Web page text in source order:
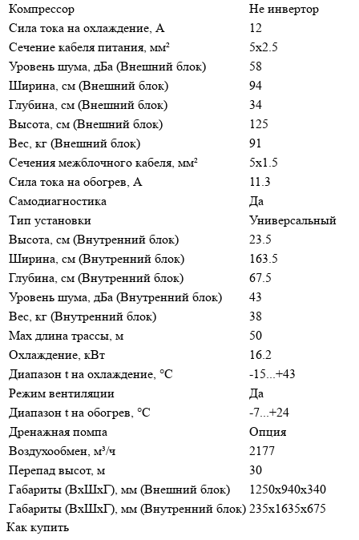
Компрессор
Не инвертор
Сила тока на охлаждение, А
12
Сечение кабеля питания, мм²
5x2.5
Уровень шума, дБа (Внешний блок)
58
Ширина, см (Внешний блок)
94
Глубина, см (Внешний блок)
34
Высота, см (Внешний блок)
125
Вес, кг (Внешний блок)
91
Сечения межблочного кабеля, мм²
5x1.5
Сила тока на обогрев, А
11.3
Самодиагностика
Да
Тип установки
Универсальный
Высота, см (Внутренний блок)
23.5
Ширина, см (Внутренний блок)
163.5
Глубина, см (Внутренний блок)
67.5
Уровень шума, дБа (Внутренний блок)
43
Вес, кг (Внутренний блок)
38
Max длина трассы, м
50
Охлаждение, кВт
16.2
Диапазон t на охлаждение, °С
-15...+43
Режим вентиляции
Да
Диапазон t на обогрев, °С
-7...+24
Дренажная помпа
Опция
Воздухообмен, м³/ч
2177
Перепад высот, м
30
Габариты (ВхШхГ), мм (Внешний блок)
1250x940x340
Габариты (ВхШхГ), мм (Внутренний блок) 235x1635x675
Как купить